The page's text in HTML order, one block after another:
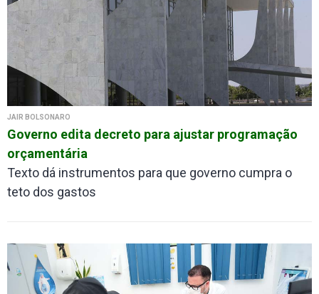
JAIR BOLSONARO
Governo edita decreto para ajustar programação
orçamentária
Texto dá instrumentos para que governo cumpra o
teto dos gastos